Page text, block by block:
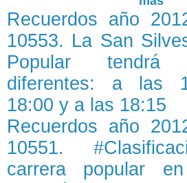
Recuerdos año
10553. La San
Popular
diferentes: a las
18:00 y a las 18:15
Recuerdos año
10551.
carrera popular